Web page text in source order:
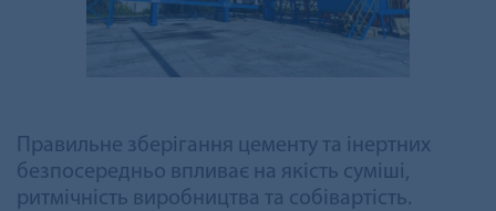
Правильне зберігання цементу та інертних
безпосередньо впливає на якість суміші,
ритмічність виробництва та собівартість.